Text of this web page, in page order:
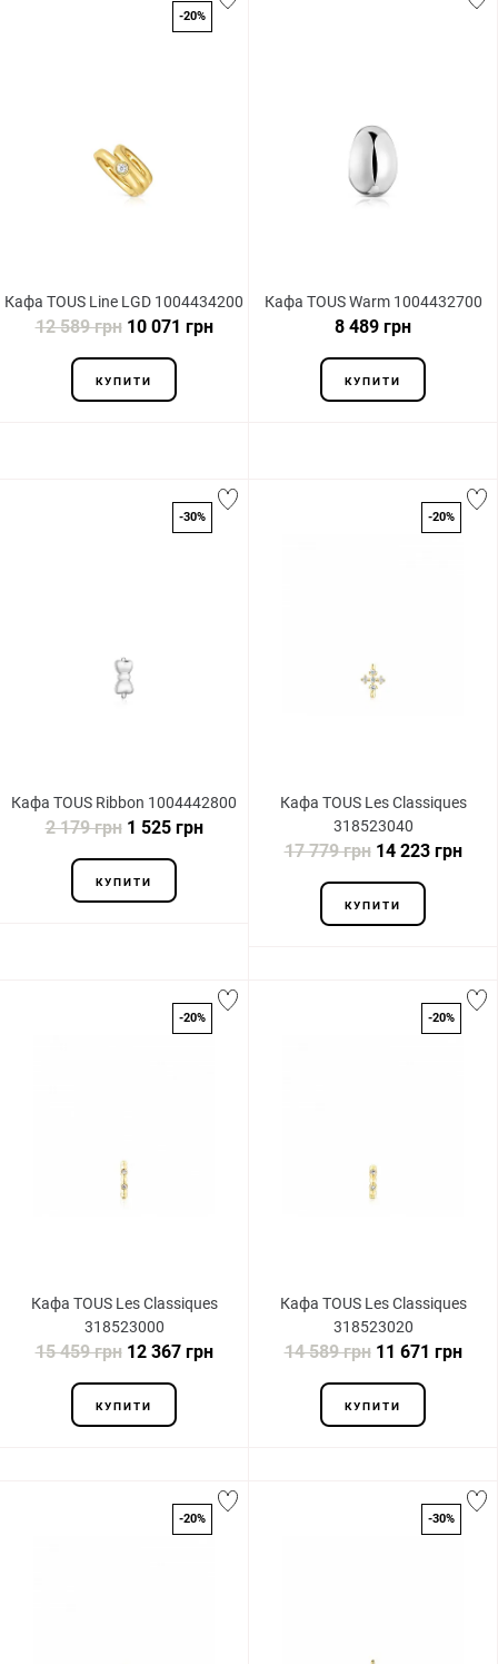
-20%
Кафа TOUS Line LGD 1004434200
12 589 грн10 071 грн
КУПИТИ
Кафа TOUS Warm 1004432700
8 489 грн
КУПИТИ
-30%
Кафа TOUS Ribbon 1004442800
2 179 грн1 525 грн
КУПИТИ
-20%
Кафа TOUS Les Classiques
318523040
17 779 грн14 223 грн
КУПИТИ
-20%
Кафа TOUS Les Classiques
318523000
15 459 грн12 367 грн
КУПИТИ
-20%
Кафа TOUS Les Classiques
318523020
14 589 грн11 671 грн
КУПИТИ
-20% -30%